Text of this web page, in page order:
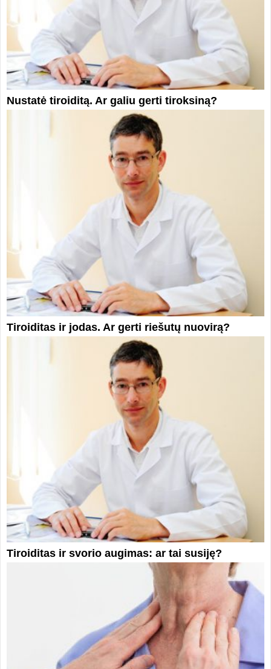
Nustatė tiroiditą. Ar galiu gerti tiroksiną?
Tiroiditas ir jodas. Ar gerti riešutų nuovirą?
Tiroiditas ir svorio augimas: ar tai susiję?